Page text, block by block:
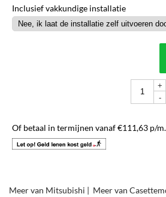
Inclusief vakkundige installatie
+
-
Of betaal in termijnen vanaf€111,63 p/m.
Meer van Mitsubishi | Meer van